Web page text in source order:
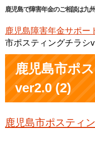
鹿児島で障害年金のご相談は九
鹿児島障害年金サポー
市ポスティングチラシ
鹿児島市ポ
ver2.0 (2)
鹿児島市ポスティ